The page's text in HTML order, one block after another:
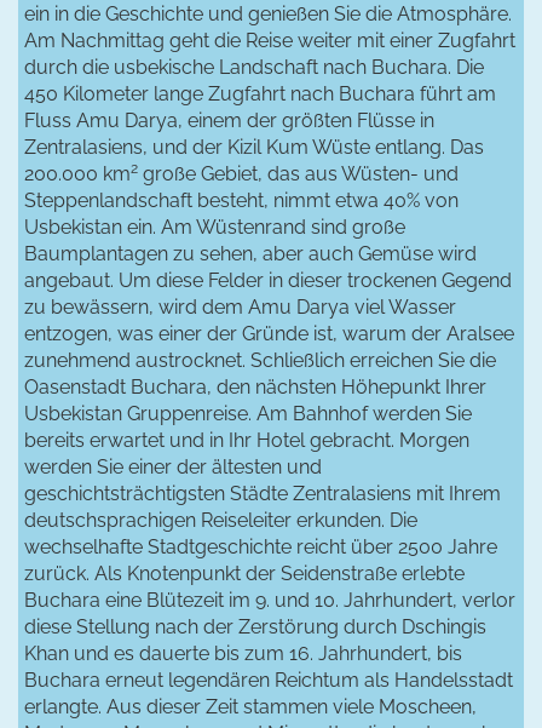
ein in die Geschichte und genießen Sie die Atmosphäre.
Am Nachmittag geht die Reise weiter mit einer Zugfahrt
durch die usbekische Landschaft nach Buchara. Die
450 Kilometer lange Zugfahrt nach Buchara führt am
Fluss Amu Darya, einem der größten Flüsse in
Zentralasiens, und der Kizil Kum Wüste entlang. Das
200.000 km2 große Gebiet, das aus Wüsten- und
Steppenlandschaft besteht, nimmt etwa 40% von
Usbekistan ein. Am Wüstenrand sind große
Baumplantagen zu sehen, aber auch Gemüse wird
angebaut. Um diese Felder in dieser trockenen Gegend
zu bewässern, wird dem Amu Darya viel Wasser
entzogen, was einer der Gründe ist, warum der Aralsee
zunehmend austrocknet. Schließlich erreichen Sie die
Oasenstadt Buchara, den nächsten Höhepunkt Ihrer
Usbekistan Gruppenreise. Am Bahnhof werden Sie
bereits erwartet und in Ihr Hotel gebracht. Morgen
werden Sie einer der ältesten und
geschichtsträchtigsten Städte Zentralasiens mit Ihrem
deutschsprachigen Reiseleiter erkunden. Die
wechselhafte Stadtgeschichte reicht über 2500 Jahre
zurück. Als Knotenpunkt der Seidenstraße erlebte
Buchara eine Blütezeit im 9. und 10. Jahrhundert, verlor
diese Stellung nach der Zerstörung durch Dschingis
Khan und es dauerte bis zum 16. Jahrhundert, bis
Buchara erneut legendären Reichtum als Handelsstadt
erlangte. Aus dieser Zeit stammen viele Moscheen,